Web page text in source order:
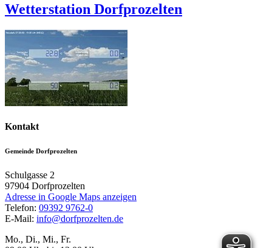
Wetterstation Dorfprozelten
Kontakt
Gemeinde Dorfprozelten
Schulgasse 2
97904 Dorfprozelten
Adresse in Google Maps anzeigen
Telefon: 09392 9762-0
E-Mail: info@dorfprozelten.de
Mo., Di., Mi., Fr.